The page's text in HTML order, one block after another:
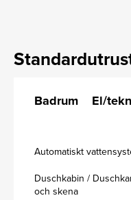
Badrum El/
Automatiskt
Duschkabin /
och skena